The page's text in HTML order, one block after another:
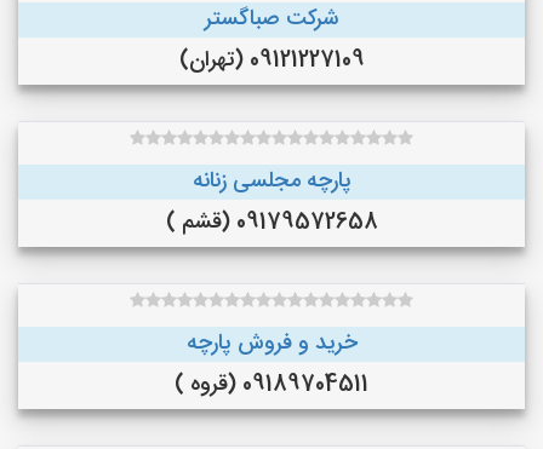
شرکت صباگستر
09121227109 (تهران)
پارچه مجلسی زنانه
09179572658 (قشم )
خرید و فروش پارچه
09189704511 (قروه )